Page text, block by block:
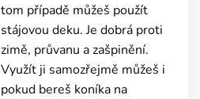
tom případě můžeš použít
stájovou deku. Je dobrá proti
zimě, průvanu a zašpinění.
Využít ji samozřejmě můžeš i
pokud bereš koníka na